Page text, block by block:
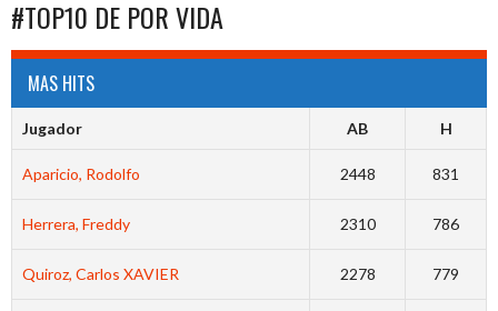
#TOP10 DE POR VIDA
MAS HITS
Jugador AB H
Aparicio, Rodolfo 2448 831
Herrera, Freddy 2310 786
Quiroz, Carlos XAVIER 2278 779